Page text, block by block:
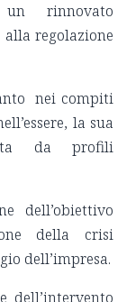
rinnovato
regolazione
nei compiti
la sua
da profili
dell’obiettivo
della crisi
dell’impresa.
dell’intervento